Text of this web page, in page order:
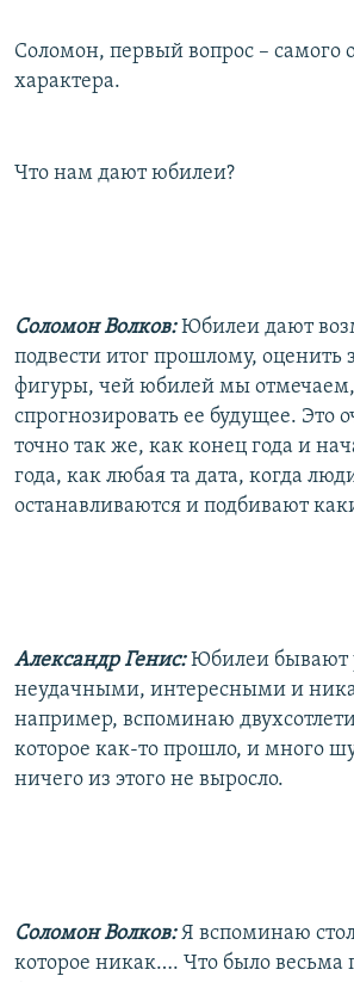
Соломон, первый вопрос – самого
характера.
Что нам дают юбилеи?
Соломон Волков:Юбилеи дают
подвести итог прошлому, оценить
фигуры, чей юбилей мы отмечаем,
спрогнозировать ее будущее. Это
точно так же, как конец года и
года, как любая та дата, когда
останавливаются и подбивают
Александр Генис:Юбилеи бывают
неудачными, интересными и
например, вспоминаю
которое как-то прошло, и много
ничего из этого не выросло.
Соломон Волков:Я вспоминаю
которое никак…. Что было весьма